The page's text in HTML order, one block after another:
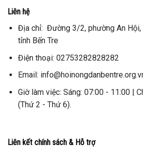
Liên hệ
Địa chỉ: Đường 3/2, phường An Hội,
tỉnh Bến Tre
Điện thoại: 02753282828282
Email:
Giờ làm việc: Sáng: 07:00 - 11:00 |
(Thứ 2 - Thứ 6).
Liên kết chính sách & Hỗ trợ